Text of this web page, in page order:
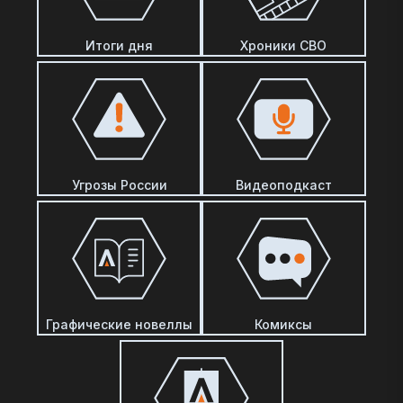
Итоги дня Хроники СВО
Угрозы России Видеоподкаст
Графические новеллы Комиксы